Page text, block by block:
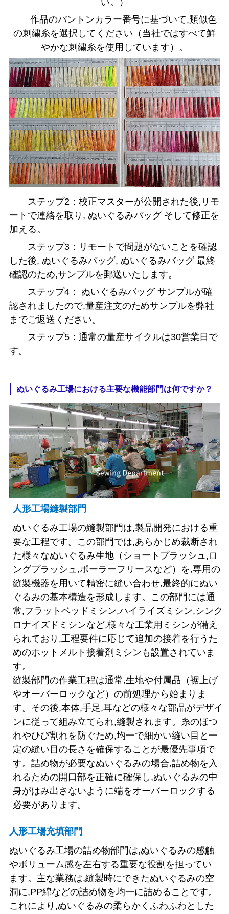
作品のパントンカラー番号に基づいて,類似色
の刺繍糸を選択してください（当社ではすべて鮮
やかな刺繍糸を使用しています）。
ステップ2：校正マスターが公開された後,リモ
ートで連絡を取り, ぬいぐるみバッグ そして修正を
加える。
ステップ3：リモートで問題がないことを確認
した後, ぬいぐるみバッグ, ぬいぐるみバッグ 最終
確認のため,サンプルを郵送いたします。
ステップ4： ぬいぐるみバッグ サンプルが確
認されましたので,量産注文のためサンプルを弊社
までご返送ください。
ステップ5：通常の量産サイクルは30営業日で
す。
ぬいぐるみ工場における主要な機能部門は何ですか？
人形工場縫製部門
ぬいぐるみ工場の縫製部門は,製品開発における重
要な工程です。この部門では,あらかじめ裁断され
た様々なぬいぐるみ生地（ショートプラッシュ,ロ
ングプラッシュ,ポーラーフリースなど）を,専用の
縫製機器を用いて精密に縫い合わせ,最終的にぬい
ぐるみの基本構造を形成します。この部門には通
常,フラットベッドミシン,ハイライズミシン,シンク
ロナイズドミシンなど,様々な工業用ミシンが備え
られており,工程要件に応じて追加の接着を行うた
めのホットメルト接着剤ミシンも設置されていま
す。
縫製部門の作業工程は通常,生地や付属品（裾上げ
やオーバーロックなど）の前処理から始まりま
す。その後,本体,手足,耳などの様々な部品がデザイ
ンに従って組み立てられ,縫製されます。糸のほつ
れやひび割れを防ぐため,均一で細かい縫い目と一
定の縫い目の長さを確保することが最優先事項で
す。詰め物が必要なぬいぐるみの場合,詰め物を入
れるための開口部を正確に確保し,ぬいぐるみの中
身がはみ出さないように端をオーバーロックする
必要があります。
人形工場充填部門
ぬいぐるみ工場の詰め物部門は,ぬいぐるみの感触
やボリューム感を左右する重要な役割を担ってい
ます。主な業務は,縫製時にできたぬいぐるみの空
洞に,PP綿などの詰め物を均一に詰めることです。
これにより,ぬいぐるみの柔らかくふわふわとした